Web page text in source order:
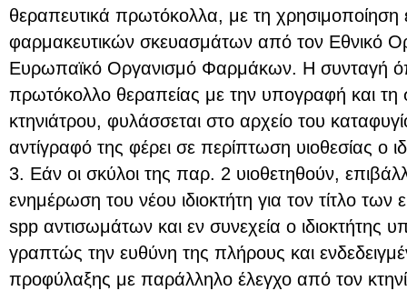
θεραπευτικά πρωτόκολλα, με τη χρησιμοποίηση
φαρμακευτικών σκευασμάτων από τον Εθνικό
Ευρωπαϊκό Οργανισμό Φαρμάκων. Η συνταγή
πρωτόκολλο θεραπείας με την υπογραφή και τη
κτηνιάτρου, φυλάσσεται στο αρχείο του
αντίγραφό της φέρει σε περίπτωση υιοθεσίας ο
3. Εάν οι σκύλοι της παρ. 2 υιοθετηθούν,
ενημέρωση του νέου ιδιοκτήτη για τον τίτλο των
spp αντισωμάτων και εν συνεχεία ο ιδιοκτήτης
γραπτώς την ευθύνη της πλήρους και
προφύλαξης με παράλληλο έλεγχο από τον